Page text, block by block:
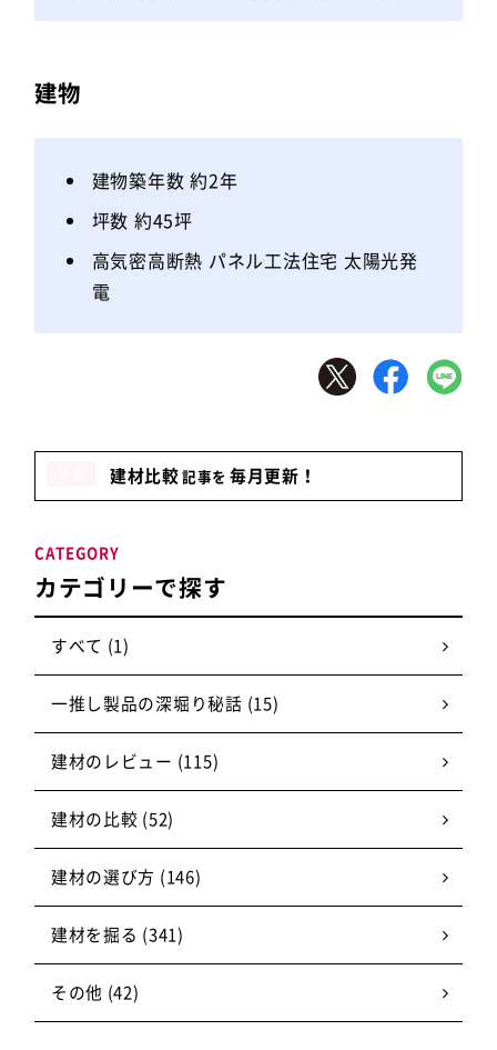
建物
建物築年数 約2年
坪数 約45坪
高気密高断熱 パネル工法住宅 太陽光発
電
建材比較記事を 毎月更新！
カテゴリーで探す
CATEGORY
すべて (1)
一推し製品の深堀り秘話 (15)
建材のレビュー (115)
建材の比較 (52)
建材の選び方 (146)
建材を掘る (341)
その他 (42)